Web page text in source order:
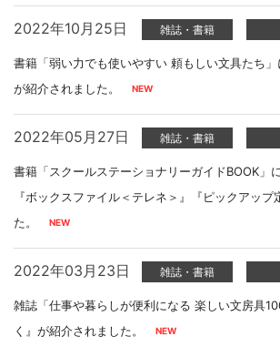
2022年10月25日 雑誌・書籍
書籍「弱い力でも使いやすい 頼もしい文具たち」
が紹介されました。
2022年05月27日 雑誌・書籍
書籍「スクールステーショナリーガイドBOOK」
『ボックスファイル＜テレネ＞』『ピックアップ
た。
2022年03月23日 雑誌・書籍
雑誌「仕事や暮らしが便利になる 楽しい文房具
く』が紹介されました。